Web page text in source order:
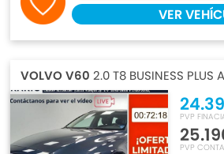
VER
VOLVO V60 2.0 T8 BUSINESS PLUS
PVP
PVP